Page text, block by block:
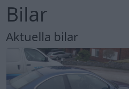
Bilar
Aktuella bilar